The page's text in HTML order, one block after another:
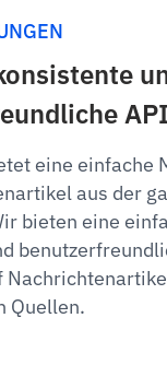
API
eine einfache
aus der
bieten eine
Quellen.